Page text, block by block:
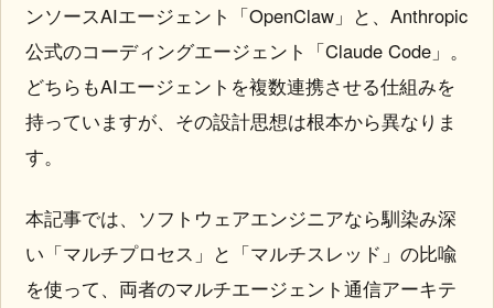
ンソースAIエージェント「OpenClaw」と、Anthropic
公式のコーディングエージェント「Claude Code」。
どちらもAIエージェントを複数連携させる仕組みを
持っていますが、その設計思想は根本から異なりま
す。
本記事では、ソフトウェアエンジニアなら馴染み深
い「マルチプロセス」と「マルチスレッド」の比喩
を使って、両者のマルチエージェント通信アーキテ